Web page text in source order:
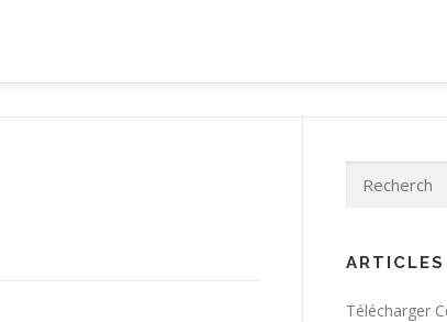
Rechercher :
Télécharger